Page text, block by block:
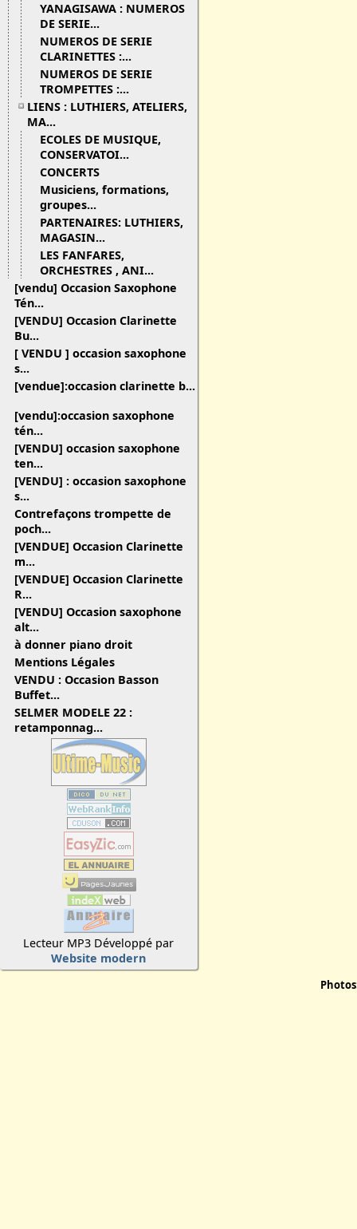
YANAGISAWA : NUMEROS
DE SERIE...
NUMEROS DE SERIE
CLARINETTES :...
NUMEROS DE SERIE
TROMPETTES :...
LIENS : LUTHIERS, ATELIERS,
MA...
ECOLES DE MUSIQUE,
CONSERVATOI...
CONCERTS
Musiciens, formations,
groupes...
PARTENAIRES: LUTHIERS,
MAGASIN...
LES FANFARES,
ORCHESTRES , ANI...
[vendu] Occasion Saxophone
Tén...
[VENDU] Occasion Clarinette
Bu...
[ VENDU ] occasion saxophone
s...
[vendue]:occasion clarinette b...
[vendu]:occasion saxophone
tén...
[VENDU] occasion saxophone
ten...
[VENDU] : occasion saxophone
s...
Contrefaçons trompette de
poch...
[VENDUE] Occasion Clarinette
m...
[VENDUE] Occasion Clarinette
R...
[VENDU] Occasion saxophone
alt...
à donner piano droit
Mentions Légales
VENDU : Occasion Basson
Buffet...
SELMER MODELE 22 :
retamponnag...
Lecteur MP3 Développé par
Website modern